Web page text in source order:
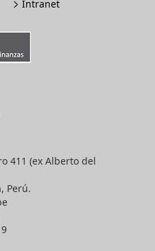
Intranet
411 (ex Alberto del
Perú.